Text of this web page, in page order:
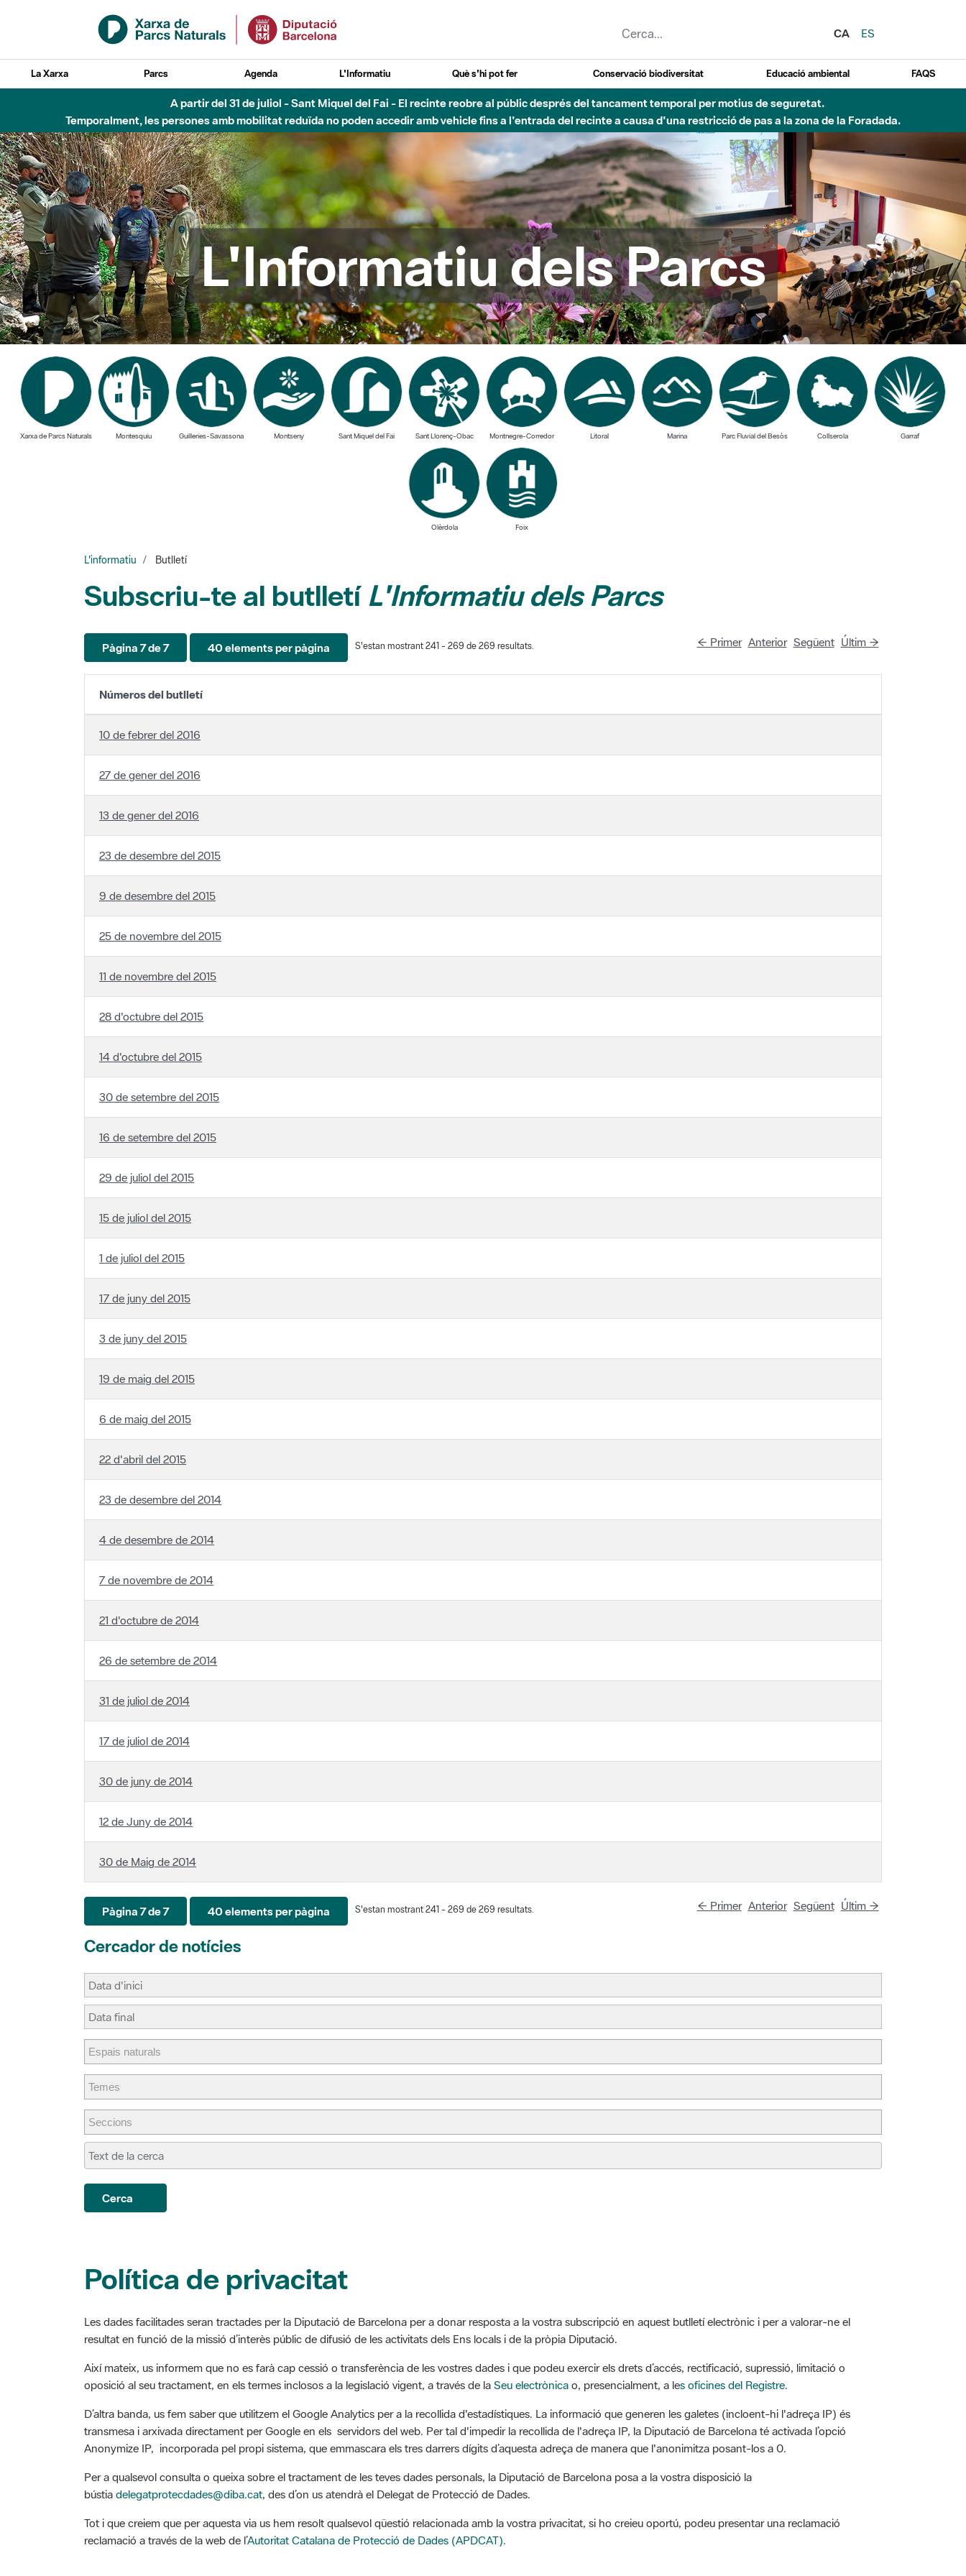
Salta al contingut principal
CA
ES
La Xarxa Parcs Agenda L'Informatiu Què s'hi pot fer Conservació biodiversitat Educació ambiental FAQS
Fins al desembre de 2026 - Parc Fluvial Besòs - Afectacions a la llera del Parc Fluvial del Besòs degut a obres de construcció d'una passera sobre el riu
L'Informatiu dels Parcs
Xarxa de Parcs Naturals Montesquiu Guilleries-Savassona Sant Miquel del Fai Sant Llorenç-Obac Montnegre-Corredor Parc Fluvial del Besòs
Olèrdola Foix
Subscriu-te al butlletíL'Informatiu dels Parcs
Pàgina 7 de 7 40 elements per pàgina
Números del butlletí
10 de febrer del 2016
27 de gener del 2016
13 de gener del 2016
23 de desembre del 2015
9 de desembre del 2015
25 de novembre del 2015
11 de novembre del 2015
28 d'octubre del 2015
14 d'octubre del 2015
30 de setembre del 2015
16 de setembre del 2015
29 de juliol del 2015
15 de juliol del 2015
1 de juliol del 2015
17 de juny del 2015
3 de juny del 2015
19 de maig del 2015
6 de maig del 2015
22 d'abril del 2015
23 de desembre del 2014
4 de desembre de 2014
7 de novembre de 2014
21 d'octubre de 2014
26 de setembre de 2014
31 de juliol de 2014
17 de juliol de 2014
30 de juny de 2014
12 de Juny de 2014
30 de Maig de 2014
Pàgina 7 de 7 40 elements per pàgina
Cercador de notícies
Cerca
Política de privacitat
resultat en funció de la missió d’interès públic de difusió de les activitats dels Ens locals i de la pròpia Diputació.
Així mateix, us informem que no es farà cap cessió o transferència de les vostres dades i que podeu exercir els drets d’accés, rectificació, supressió, limitació o
oposició al seu tractament, en els termes inclosos a la legislació vigent, a través de laSeu electrònicao, presencialment, a les oficines del Registre.
D’altra banda, us fem saber que utilitzem el Google Analytics per a la recollida d'estadístiques. La informació que generen les galetes (incloent-hi l'adreça IP) és
transmesa i arxivada directament per Google en els servidors del web. Per tal d'impedir la recollida de l'adreça IP, la Diputació de Barcelona té activada l’opció
Anonymize IP, incorporada pel propi sistema, que emmascara els tres darrers dígits d’aquesta adreça de manera que l'anonimitza posant-los a 0.
Per a qualsevol consulta o queixa sobre el tractament de les teves dades personals, la Diputació de Barcelona posa a la vostra disposició la
bústiadelegatprotecdades@diba.cat, des d’on us atendrà el Delegat de Protecció de Dades.
Tot i que creiem que per aquesta via us hem resolt qualsevol qüestió relacionada amb la vostra privacitat, si ho creieu oportú, podeu presentar una reclamació
reclamació a través de la web de l’Autoritat Catalana de Protecció de Dades (APDCAT).